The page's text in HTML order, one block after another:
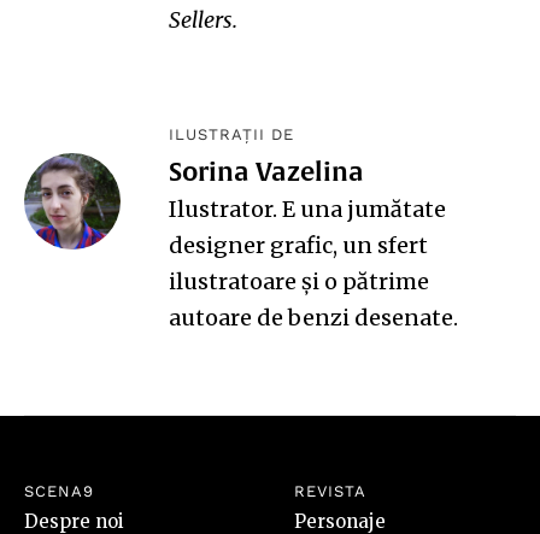
Sellers.
ILUSTRAȚII DE
Sorina Vazelina
Ilustrator. E una jumătate
designer grafic, un sfert
ilustratoare și o pătrime
autoare de benzi desenate.
SCENA9
Despre noi
REVISTA
Personaje